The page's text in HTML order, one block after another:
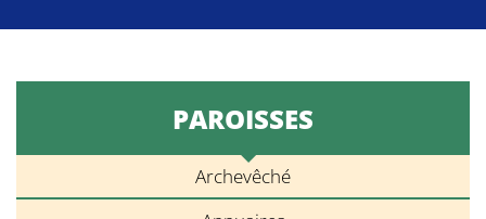
PAROISSES
Archevêché